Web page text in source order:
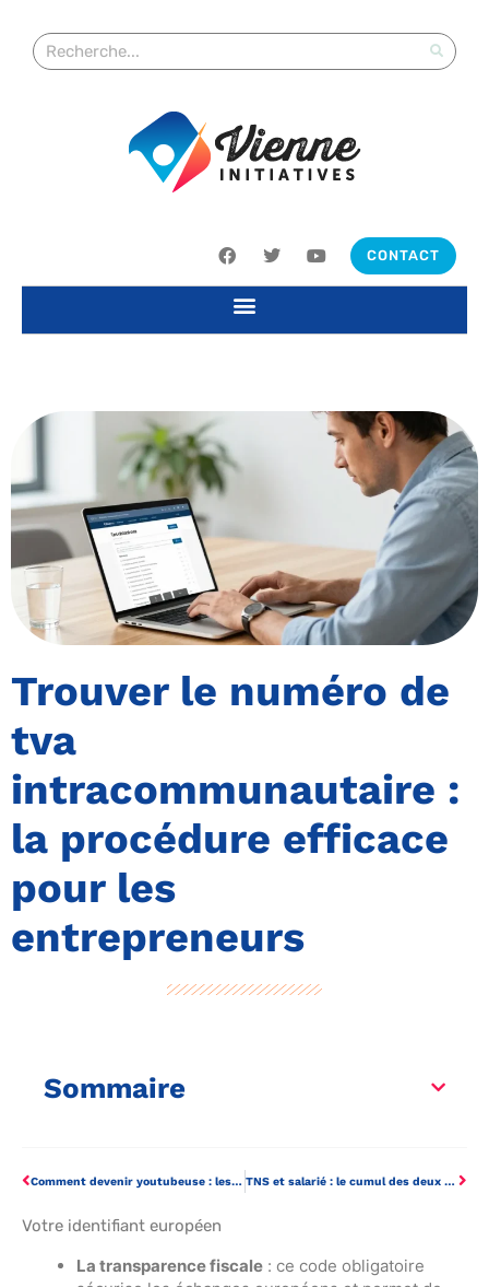
CONTACT
Trouver le numéro de
tva
intracommunautaire :
la procédure efficace
pour les
entrepreneurs
Sommaire
Comment devenir youtubeuse : les étapes clés pour professionnaliser son activité ? TNS et salarié : le cumul des deux statuts est-il possible ?
Votre identifiant européen
La transparence fiscale : ce code obligatoire